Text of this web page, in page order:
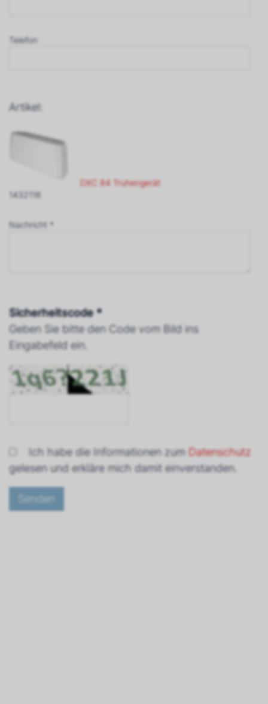
Telefon
Artikel:
DXC 84 Truhengerät
1432116
Nachricht *
Sicherheitscode *
Geben Sie bitte den Code vom Bild ins
Eingabefeld ein.
Ich habe die Informationen zum Datenschutz
gelesen und erkläre mich damit einverstanden.